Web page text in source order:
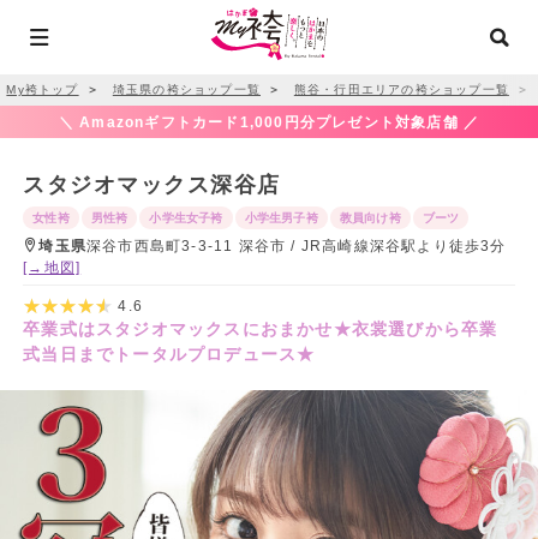
My袴トップ ＞ 埼玉県の袴ショップ一覧 ＞ 熊谷・行田エリアの袴ショップ一覧 ＞
＼ Amazonギフトカード1,000円分プレゼント対象店舗 ／
スタジオマックス深谷店
女性袴 男性袴 小学生女子袴 小学生男子袴 教員向け袴 ブーツ
埼玉県深谷市西島町3-3-11 深谷市 / JR高崎線深谷駅より徒歩3分
[→地図]
4.6
卒業式はスタジオマックスにおまかせ★衣裳選びから卒業
式当日までトータルプロデュース★